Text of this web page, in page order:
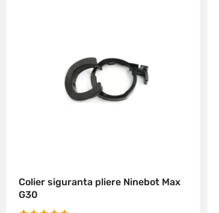
Colier siguranta pliere Ninebot Max
G30